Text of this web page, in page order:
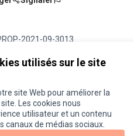
utilisés sur le site
site Web pour améliorer la
Les cookies nous
utilisateur et un contenu
canaux de médias sociaux.
2021-09-3013
numérique